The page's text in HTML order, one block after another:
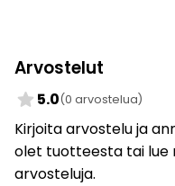
Arvostelut
star 5.0(0 arvostelua)
Kirjoita arvostelu ja
olet tuotteesta tai lue
arvosteluja.